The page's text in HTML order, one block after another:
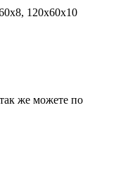
120х60х10
же можете по